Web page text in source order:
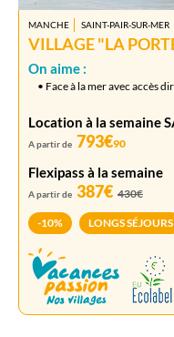
MANCHE SAINT-PAIR-SUR-MER
VILLAGE "LA
On aime :
• Face à la mer avec accès
Location à la semaine
A partir de 793€90
Flexipass à la semaine
A partir de 387€ 430€
-10% LONGS SÉJOURS